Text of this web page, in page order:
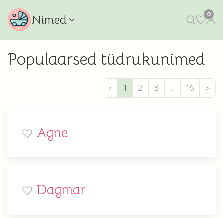
Nimed 0
Populaarsed tüdrukunimed
< 1 2 3 … 16 >
Agne
Dagmar